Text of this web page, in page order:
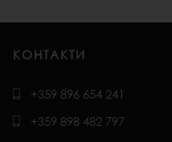
КОНТАКТИ
+359 896 654 241
+359 898 482 797